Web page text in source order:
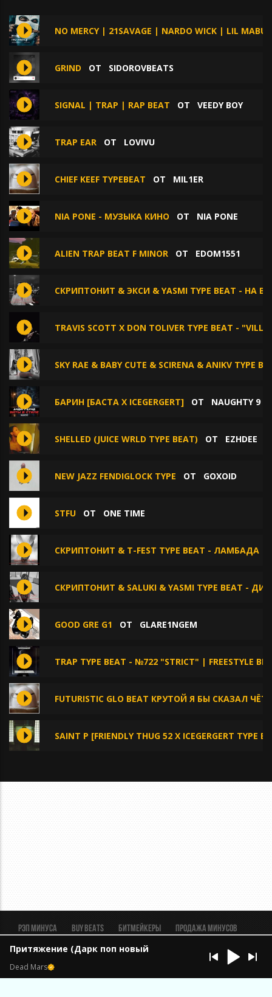
NO MERCY | 21SAVAGE | NARDO WICK | LIL MABU
GRIND ОТ SIDOROVBEATS
SIGNAL | TRAP | RAP BEAT ОТ VEEDY BOY
TRAP EAR ОТ LOVIVU
CHIEF KEEF TYPEBEAT ОТ MIL1ER
NIA PONE - МУЗЫКА КИНО ОТ NIA PONE
ALIEN TRAP BEAT F MINOR ОТ EDOM1551
СКРИПТОНИТ & ЭКСИ & YASMI TYPE BEAT - НА
TRAVIS SCOTT X DON TOLIVER TYPE BEAT -
SKY RAE & BABY CUTE & SCIRENA & ANIKV TYPE
БАРИН [БАСТА Х ICEGERGERT] ОТ NAUGHTY 9
SHELLED (JUICE WRLD TYPE BEAT) ОТ EZHDEE
NEW JAZZ FENDIGLOCK TYPE ОТ GOXOID
STFU ОТ ONE TIME
СКРИПТОНИТ & T-FEST TYPE BEAT - ЛАМБАДА
СКРИПТОНИТ & SALUKI & YASMI TYPE BEAT -
GOOD GRE G1 ОТ GLARE1NGEM
TRAP TYPE BEAT - №722 "STRICT" | FREESTYLE
FUTURISTIC GLO BEAT КРУТОЙ Я БЫ СКАЗАЛ
SAINT P [FRIENDLY THUG 52 X ICEGERGERT TYPE
Притяжение (Дарк поп новый жанр) (vk.com/
Dead Mars
Рэп минуса BUY BEATS Битмейкеры
Продажа минусов
Рэп биты
Реклама FAQ
Пользовательское соглашение
Безопасная сделка